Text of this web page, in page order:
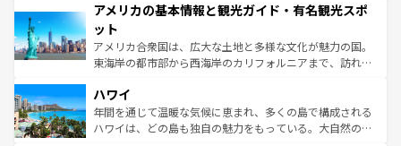
ンツ一覧を参照してほしい。
の建物がそのまま残る町や、スイスならではのユニークな
博物館もあり、アルプス観光だけでなく町歩きも満喫する
ことができる。国民の所得が高いため物価も高いが、旅行
者向けの交通パス提供のサービスもあり、うまく活用すれ
着のスイス情報は
アメリカの基本情報と観光ガイド・有名観光スポ
ット
アメリカ合衆国は、広大な土地と多様な文化が魅力の国。
東海岸の都市部から西海岸のカリフォルニアまで、訪れる
のような巨大都市は、観光、ショッピング、エンターテイ
ンメントが詰まった刺激的なスポットだ。一方、アメリカ
西部には大自然が広がり、グランドキャニオンやイエロー
ハワイ
年間を通じて温暖な気候に恵まれ、多くの島で構成される
ハワイは、どの島も独自の魅力をもっている。大自然の神